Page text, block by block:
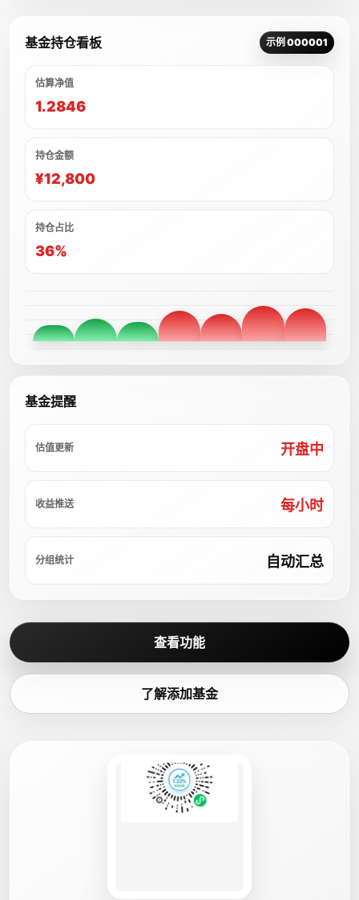
基金持仓看板 示例 000001
估算净值
1.2846
持仓金额
¥12,800
持仓占比
36%
基金提醒
估值更新 开盘中
收益推送 每小时
分组统计 自动汇总
查看功能
了解添加基金